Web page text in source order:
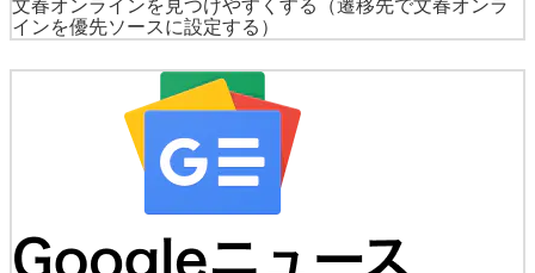
文春オンラインを見つけやすくする
（遷移先で文春オンラ
インを優先ソースに設定する）